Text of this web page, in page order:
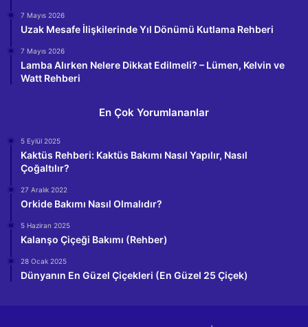
7 Mayıs 2026
Uzak Mesafe İlişkilerinde Yıl Dönümü Kutlama Rehberi
7 Mayıs 2026
Lamba Alırken Nelere Dikkat Edilmeli? – Lümen, Kelvin ve
Watt Rehberi
En Çok Yorumlananlar
5 Eylül 2025
Kaktüs Rehberi: Kaktüs Bakımı Nasıl Yapılır, Nasıl
Çoğaltılır?
27 Aralık 2022
Orkide Bakımı Nasıl Olmalıdır?
5 Haziran 2025
Kalanşo Çiçeği Bakımı (Rehber)
28 Ocak 2025
Dünyanın En Güzel Çiçekleri (En Güzel 25 Çiçek)